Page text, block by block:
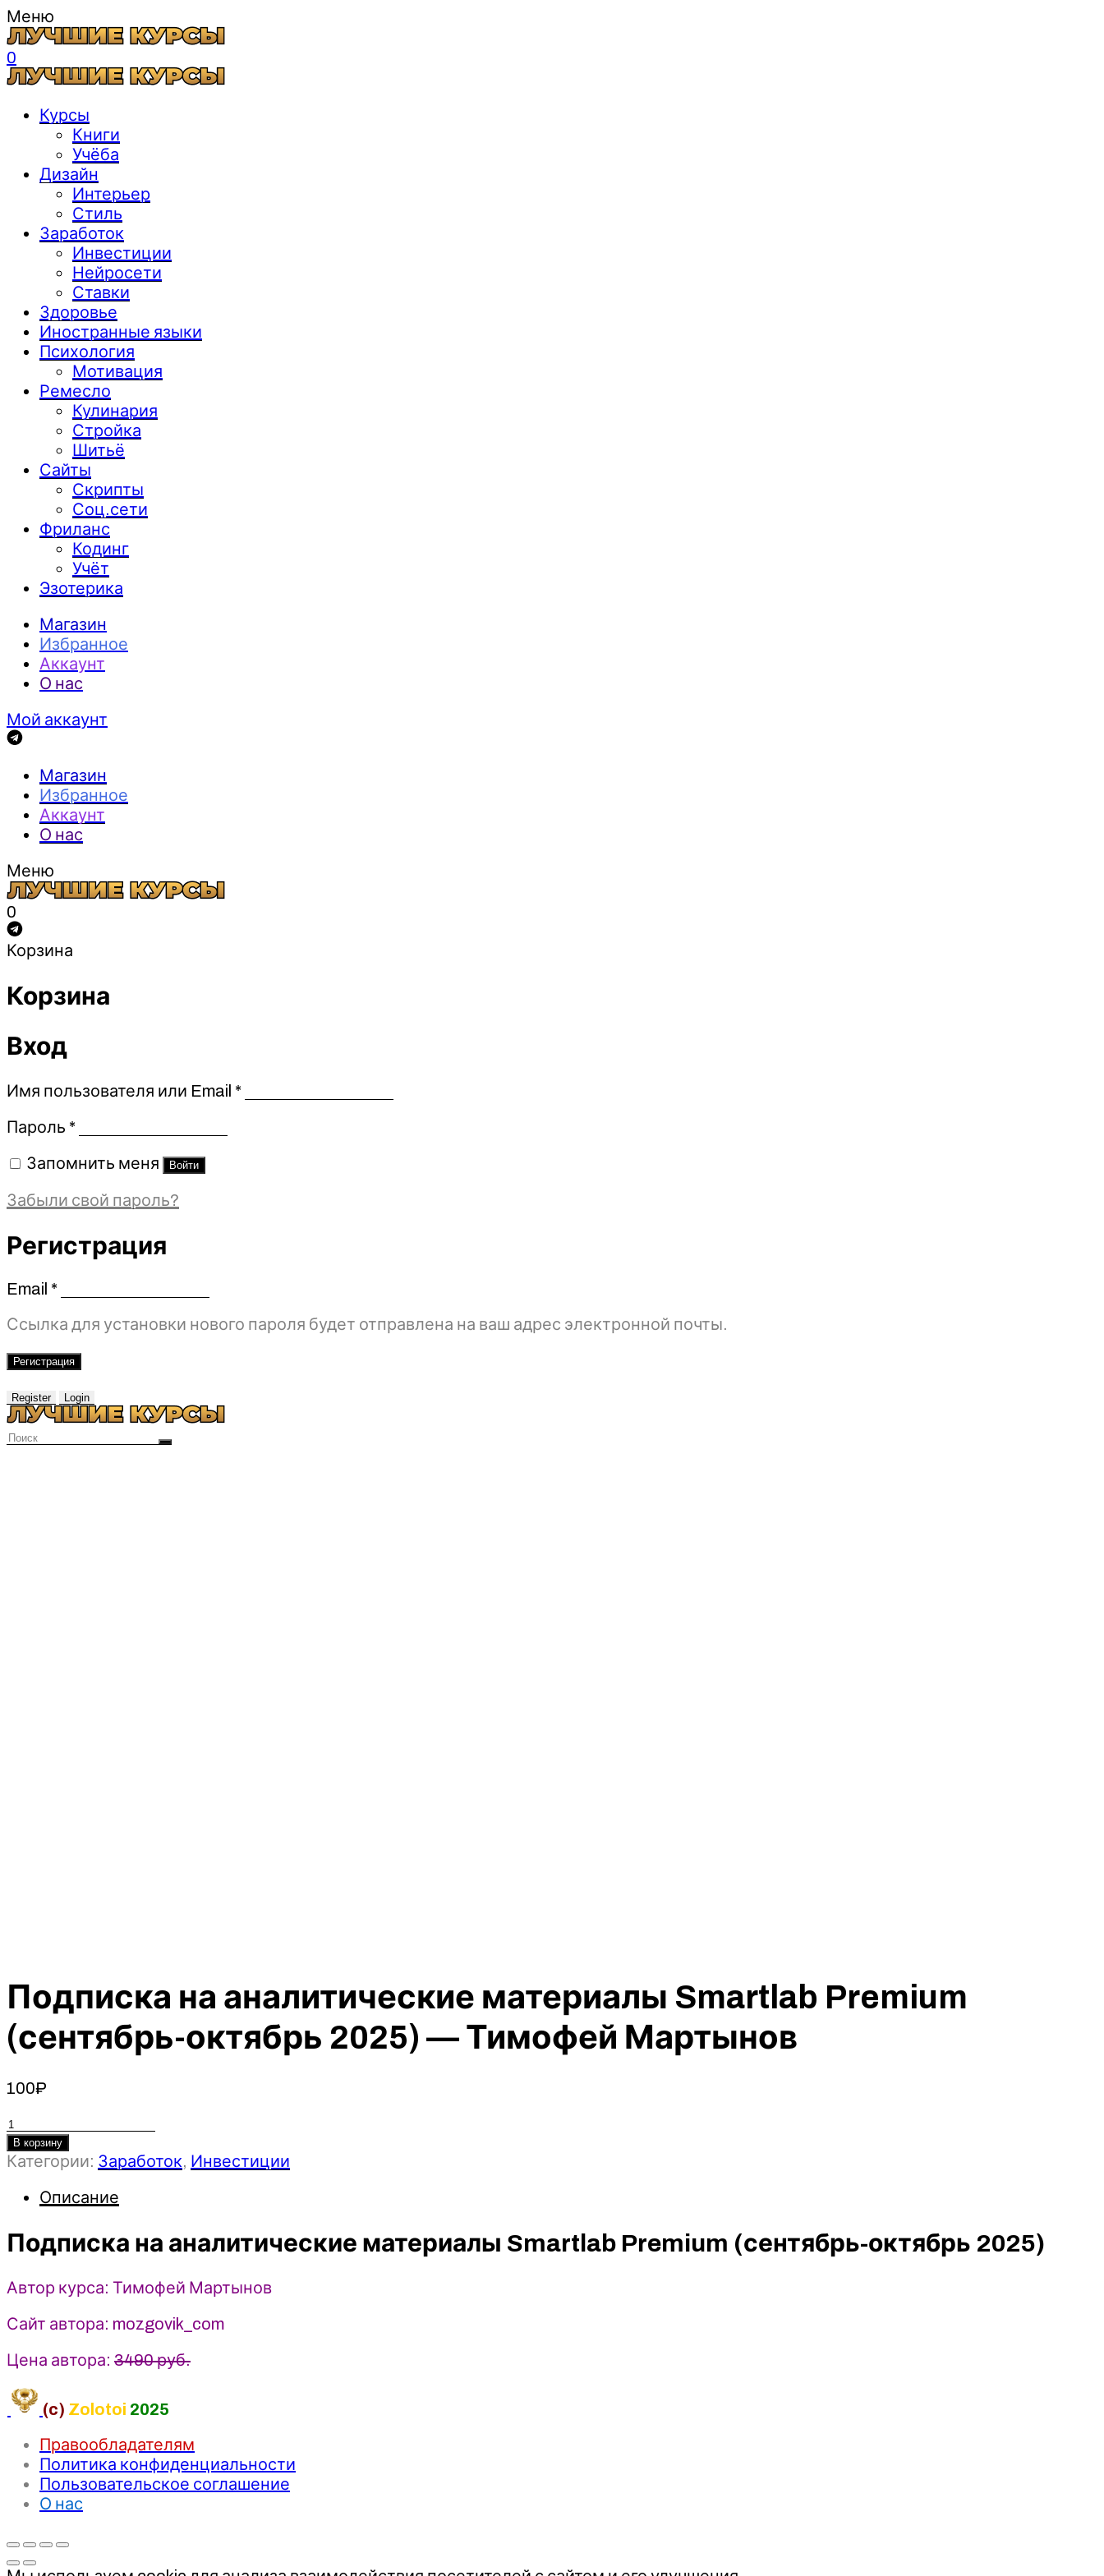
Меню
0
Курсы
Книги
Учёба
Дизайн
Интерьер
Стиль
Заработок
Инвестиции
Нейросети
Ставки
Здоровье
Иностранные языки
Психология
Мотивация
Ремесло
Кулинария
Стройка
Шитьё
Сайты
Скрипты
Соц.сети
Фриланс
Кодинг
Учёт
Эзотерика
Магазин
Избранное
Аккаунт
О нас
Мой аккаунт
Магазин
Избранное
Аккаунт
О нас
Меню
0
Корзина
Корзина
Вход
Имя пользователя или Email *Обязательно
Пароль *Обязательно
Запомнить меня Войти
Забыли свой пароль?
Регистрация
Email *Обязательно
Ссылка для установки нового пароля будет отправлена ​​на ваш адрес электронной почты.
Регистрация
Register Login
Подписка на аналитические материалы Smartlab Premium
(сентябрь-октябрь 2025) — Тимофей Мартынов
100₽
Количество
товара
Подписка
аналитические
Smartlab
Premium
(сентябрь-
октябрь
2025)
-
Тимофей
Мартынов
В корзину
Категории: Заработок, Инвестиции
Описание
Подписка на аналитические материалы Smartlab Premium (сентябрь-октябрь 2025)
Автор курса: Тимофей Мартынов
Сайт автора: mozgovik_com
Цена автора: 3490 руб.
(c) Zolotoi 2025
Правообладателям
Политика конфиденциальности
Пользовательское соглашение
О нас